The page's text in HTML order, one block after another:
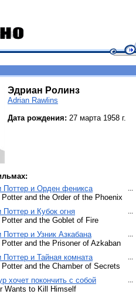
Эдриан Ролинз
Adrian Rawlins
Дата рождения: 27 марта 1958 г.
Поттер и Орден феникса
Potter and the Order of the Phoenix
...
Поттер и Кубок огня
Potter and the Goblet of Fire
...
Поттер и Узник Азкабана
Potter and the Prisoner of Azkaban
...
Поттер и Тайная комната
Potter and the Chamber of Secrets
...
хочет покончить с собой
Wants to Kill Himself
...